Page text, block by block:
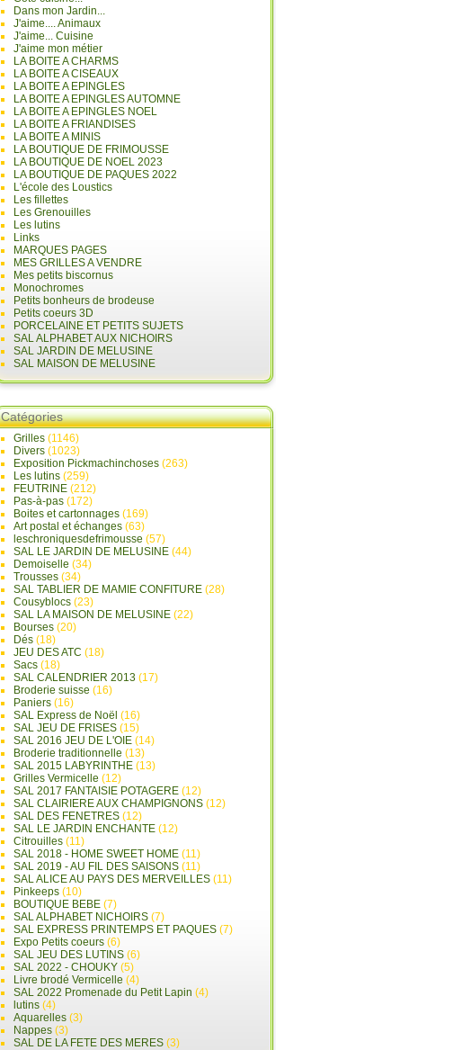
Dans mon Jardin...
J'aime.... Animaux
J'aime... Cuisine
J'aime mon métier
LA BOITE A CHARMS
LA BOITE A CISEAUX
LA BOITE A EPINGLES
LA BOITE A EPINGLES AUTOMNE
LA BOITE A EPINGLES NOEL
LA BOITE A FRIANDISES
LA BOITE A MINIS
LA BOUTIQUE DE FRIMOUSSE
LA BOUTIQUE DE NOEL 2023
LA BOUTIQUE DE PAQUES 2022
L'école des Loustics
Les fillettes
Les Grenouilles
Les lutins
Links
MARQUES PAGES
MES GRILLES A VENDRE
Mes petits biscornus
Monochromes
Petits bonheurs de brodeuse
Petits coeurs 3D
PORCELAINE ET PETITS SUJETS
SAL ALPHABET AUX NICHOIRS
SAL JARDIN DE MELUSINE
SAL MAISON DE MELUSINE
Catégories
Grilles (1146)
Divers (1023)
Exposition Pickmachinchoses (263)
Les lutins (259)
FEUTRINE (212)
Pas-à-pas (172)
Boites et cartonnages (169)
Art postal et échanges (63)
leschroniquesdefrimousse (57)
SAL LE JARDIN DE MELUSINE (44)
Demoiselle (34)
Trousses (34)
SAL TABLIER DE MAMIE CONFITURE (28)
Cousyblocs (23)
SAL LA MAISON DE MELUSINE (22)
Bourses (20)
Dés (18)
JEU DES ATC (18)
Sacs (18)
SAL CALENDRIER 2013 (17)
Broderie suisse (16)
Paniers (16)
SAL Express de Noël (16)
SAL JEU DE FRISES (15)
SAL 2016 JEU DE L'OIE (14)
Broderie traditionnelle (13)
SAL 2015 LABYRINTHE (13)
Grilles Vermicelle (12)
SAL 2017 FANTAISIE POTAGERE (12)
SAL CLAIRIERE AUX CHAMPIGNONS (12)
SAL DES FENETRES (12)
SAL LE JARDIN ENCHANTE (12)
Citrouilles (11)
SAL 2018 - HOME SWEET HOME (11)
SAL 2019 - AU FIL DES SAISONS (11)
SAL ALICE AU PAYS DES MERVEILLES (11)
Pinkeeps (10)
BOUTIQUE BEBE (7)
SAL ALPHABET NICHOIRS (7)
SAL EXPRESS PRINTEMPS ET PAQUES (7)
Expo Petits coeurs (6)
SAL JEU DES LUTINS (6)
SAL 2022 - CHOUKY (5)
Livre brodé Vermicelle (4)
SAL 2022 Promenade du Petit Lapin (4)
lutins (4)
Aquarelles (3)
Nappes (3)
SAL DE LA FETE DES MERES (3)